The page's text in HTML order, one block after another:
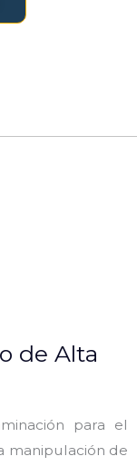
de Alta
para el
manipulación de